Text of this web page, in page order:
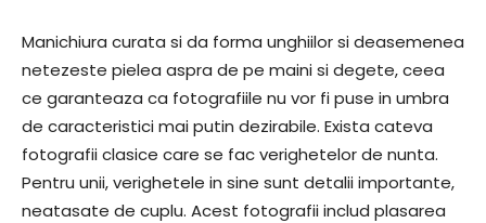
Manichiura curata si da forma unghiilor si deasemenea
netezeste pielea aspra de pe maini si degete, ceea
ce garanteaza ca fotografiile nu vor fi puse in umbra
de caracteristici mai putin dezirabile. Exista cateva
fotografii clasice care se fac verighetelor de nunta.
Pentru unii, verighetele in sine sunt detalii importante,
neatasate de cuplu. Acest fotografii includ plasarea